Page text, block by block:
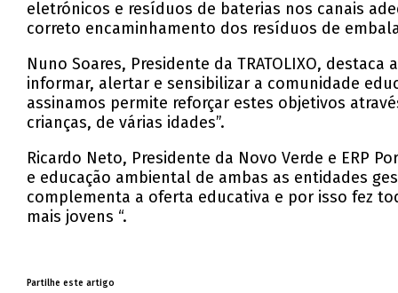
eletrónicos e resíduos de baterias nos canais
correto encaminhamento dos resíduos de
Nuno Soares, Presidente da TRATOLIXO,
informar, alertar e sensibilizar a comunidade
assinamos permite reforçar estes objetivos
crianças, de várias idades”.
Ricardo Neto, Presidente da Novo Verde e ERP
e educação ambiental de ambas as entidades
complementa a oferta educativa e por isso fez
mais jovens “.
Partilhe este artigo